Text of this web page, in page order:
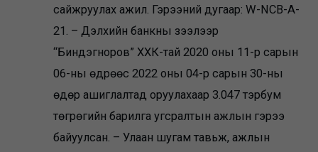
сайжруулах ажил. Гэрээний дугаар: W-NCB-A-
21. – Дэлхийн банкны зээлээр
“Биндэгноров” ХХК-тай 2020 оны 11-р сарын
06-ны өдрөөс 2022 оны 04-р сарын 30-ны
өдөр ашиглалтад оруулахаар 3.047 тэрбум
төгрөгийн барилга угсралтын ажлын гэрээ
байуулсан. – Улаан шугам тавьж, ажлын